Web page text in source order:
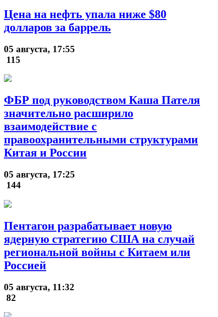
Цена на нефть упала ниже $80
долларов за баррель
05 августа, 17:55
115
ФБР под руководством Каша Пателя
значительно расширило
взаимодействие с
правоохранительными структурами
Китая и России
05 августа, 17:25
144
Пентагон разрабатывает новую
ядерную стратегию США на случай
региональной войны с Китаем или
Россией
05 августа, 11:32
82